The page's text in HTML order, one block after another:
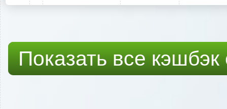
Показать все